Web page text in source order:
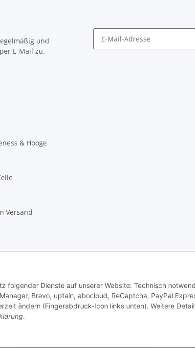
folgender Dienste auf unserer Website: Technisch
Brevo, uptain, abocloud, ReCaptcha, PayPal
ändern (Fingerabdruck-Icon links unten). Weitere
.
und
E-Mail zu.
& Hooge
Versand